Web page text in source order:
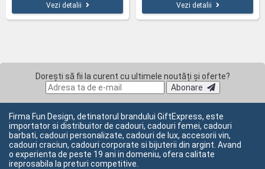
Vezi detalii Vezi detalii
Dorești să fii la curent cu ultimele noutăți și oferte?
Abonare
Firma Fun Design, detinatorul brandului GiftExpress, este
importator si distribuitor de cadouri, cadouri femei, cadouri
barbati, cadouri personalizate, cadouri de lux, accesorii vin,
cadouri craciun, cadouri corporate si bijuterii din argint. Avand
o experienta de peste 19 ani in domeniu, ofera calitate
ireprosabila la preturi competitive.